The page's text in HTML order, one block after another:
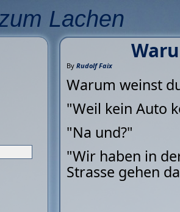
Lachen
By Rudolf Faix
Warum weinst
"Weil kein Auto
"Na und?"
"Wir haben in
Strasse gehen